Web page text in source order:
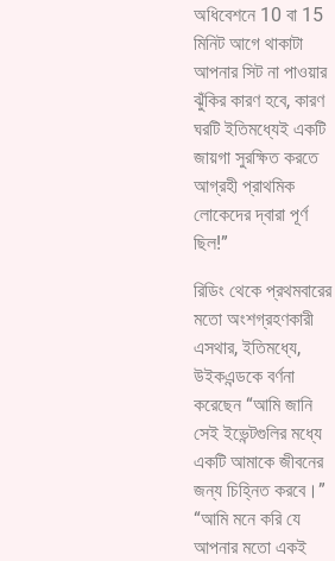
অধিবেশনে 10 বা 15
মিনিট আগে থাকাটা
আপনার সিট না পাওয়ার
ঝুঁকির কারণ হবে, কারণ
ঘরটি ইতিমধ্যেই একটি
জায়গা সুরক্ষিত করতে
আগ্রহী প্রাথমিক
লোকেদের দ্বারা পূর্ণ
ছিল!”
রিডিং থেকে প্রথমবারের
মতো অংশগ্রহণকারী
এসথার, ইতিমধ্যে,
উইকএন্ডকে বর্ণনা
করেছেন “আমি জানি
সেই ইভেন্টগুলির মধ্যে
একটি আমাকে জীবনের
জন্য চিহ্নিত করবে।”
“আমি মনে করি যে
আপনার মতো একই